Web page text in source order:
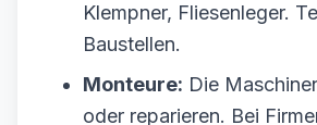
Klempner, Fliesenleger.
Baustellen.
Monteure: Die
oder reparieren. Bei